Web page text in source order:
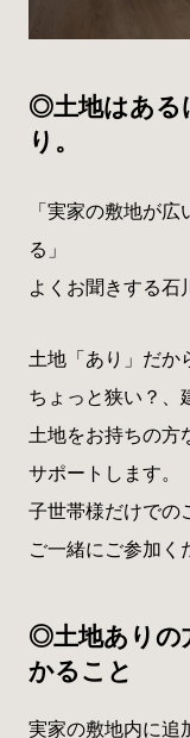
◎土地はある
り。
「実家の敷地が
る」
よくお聞きする石
土地「あり」だか
ちょっと狭い？、
土地をお持ちの方
サポートします。
子世帯様だけでの
ご一緒にご参加く
◎土地ありの
かること
実家の敷地内に追